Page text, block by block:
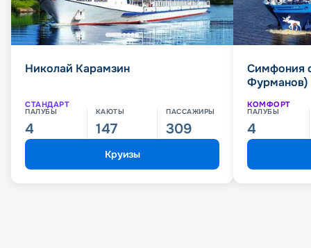
Николай Карамзин
СТАНДАРТ
ПАЛУБЫ
4
КАЮТЫ
147
ПАССАЖИРЫ
309
Круизы
Симфония
Фурманов)
КОМФОРТ
ПАЛУБЫ
4